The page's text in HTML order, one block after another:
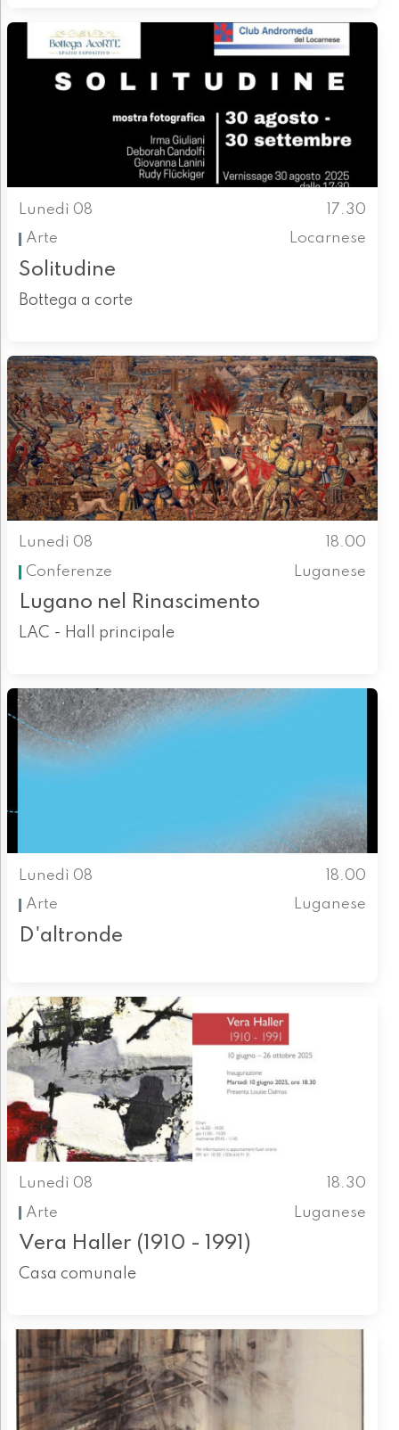
Lunedì 08
17.30
Arte
Locarnese
Solitudine
Bottega a corte
Lunedì 08
18.00
Conferenze
Luganese
Lugano nel Rinascimento
LAC - Hall principale
Lunedì 08
18.00
Arte
Luganese
D'altronde
Lunedì 08
18.30
Arte
Luganese
Vera Haller (1910 - 1991)
Casa comunale